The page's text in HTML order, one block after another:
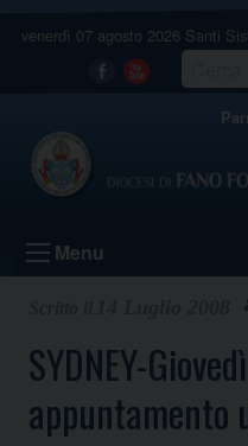
venerdì 07 agosto 2026 Santi
Facebook
Youtube
Menu
SYDNEY-
appuntamento